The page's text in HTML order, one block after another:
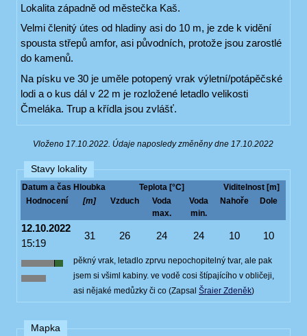
Lokalita západně od městečka Kaš.
Velmi členitý útes od hladiny asi do 10 m, je zde k vidění
spousta střepů amfor, asi původních, protože jsou zarostlé
do kamenů.
Na písku ve 30 je uměle potopený vrak výletní/potápěčské
lodi a o kus dál v 22 m je rozložené letadlo velikosti
Čmeláka. Trup a křídla jsou zvlášť.
Vloženo 17.10.2022. Údaje naposledy změněny dne 17.10.2022
Stavy lokality
Datum a čas Hloubka Teplota [°C]
Viditelnost [m]
Hodnocení
[m] Vzduch
Voda
max.
Voda
min.
Nahoře Dole
12.10.2022
15:19
31 26 24 24 10 10
pěkný vrak, letadlo zprvu nepochopitelný tvar, ale pak
jsem si všiml kabiny. ve vodě cosi štípajícího v obličeji,
asi nějaké medůzky či co (Zapsal Šraier Zdeněk)
Mapka